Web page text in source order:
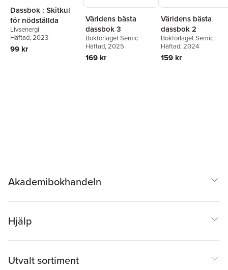
Dassbok : Skitkul
för nödställda
Livsenergi
Häftad, 2023
99 kr
Världens bästa
dassbok 3
Bokförlaget Semic
Häftad, 2025
169 kr
Världens bästa
dassbok 2
Bokförlaget Semic
Häftad, 2024
159 kr
Akademibokhandeln
Hjälp
Utvalt sortiment